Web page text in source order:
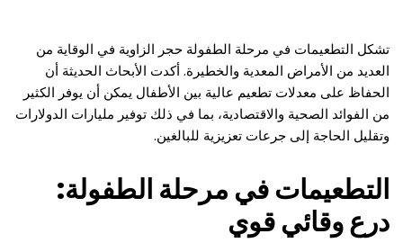
تشكل التطعيمات في مرحلة الطفولة حجر الزاوية في الوقاية من
العديد من الأمراض المعدية والخطيرة. أكدت الأبحاث الحديثة أن
الحفاظ على معدلات تطعيم عالية بين الأطفال يمكن أن يوفر الكثير
من الفوائد الصحية والاقتصادية، بما في ذلك توفير مليارات الدولارات
وتقليل الحاجة إلى جرعات تعزيزية للبالغين.
التطعيمات في مرحلة الطفولة:
درع وقائي قوي